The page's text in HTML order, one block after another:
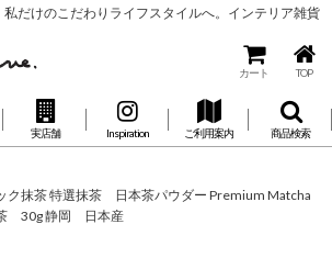
だけのこだわりライフスタイルへ。インテリア雑貨
カート TOP
実店舗 Inspiration ご利用案内 商品検索
ク抹茶 特選抹茶 日本茶パウダー Premium Matcha
30g 静岡 日本産